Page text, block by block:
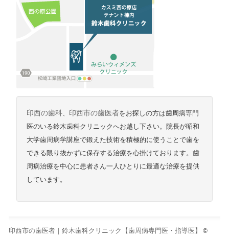
印西の歯科 印西市の歯医者をお探しの方は歯周病専門
医のいる鈴木歯科クリニックへお越し下さい。院長が昭和
大学歯周病学講座で鍛えた技術を積極的に使うことで歯を
できる限り抜かずに保存する治療を心掛けております。歯
周病治療を中心に患者さん一人ひとりに最適な治療を提供
しています。
印西市の歯医者｜鈴木歯科クリニック【歯周病専門医・指導医】
©